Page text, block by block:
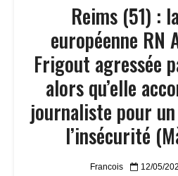
Reims (51) :
européenne RN
Frigout agressée
alors qu’elle
journaliste pour
l’insécurité
Francois 12/05/